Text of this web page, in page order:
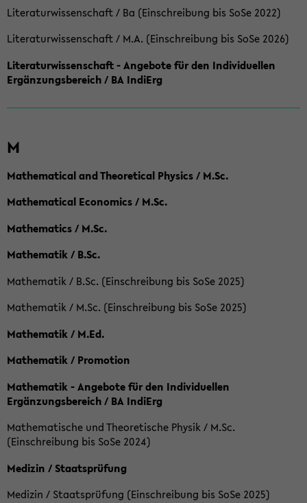
Literaturwissenschaft / Ba (Einschreibung bis SoSe 2022)
Literaturwissenschaft / M.A. (Einschreibung bis SoSe 2026)
Literaturwissenschaft - Angebote für den Individuellen
Ergänzungsbereich / BA IndiErg
M
Mathematical and Theoretical Physics / M.Sc.
Mathematical Economics / M.Sc.
Mathematics / M.Sc.
Mathematik / B.Sc.
Mathematik / B.Sc. (Einschreibung bis SoSe 2025)
Mathematik / M.Sc. (Einschreibung bis SoSe 2025)
Mathematik / M.Ed.
Mathematik / Promotion
Mathematik - Angebote für den Individuellen
Ergänzungsbereich / BA IndiErg
Mathematische und Theoretische Physik / M.Sc.
(Einschreibung bis SoSe 2024)
Medizin / Staatsprüfung
Medizin / Staatsprüfung (Einschreibung bis SoSe 2025)